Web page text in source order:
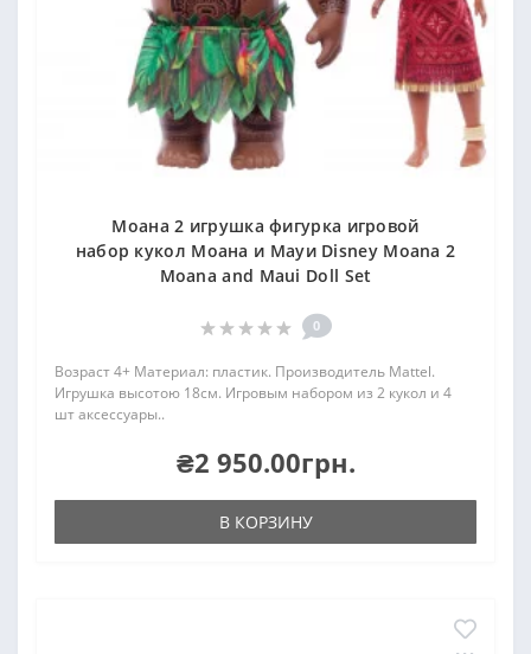
Моана 2 игрушка фигурка игровой
набор кукол Моана и Мауи Disney Moana 2
Moana and Maui Doll Set
0
Возраст 4+ Материал: пластик. Производитель Mattel.
Игрушка высотою 18см. Игровым набором из 2 кукол и 4
шт аксессуары..
₴2 950.00грн.
В КОРЗИНУ